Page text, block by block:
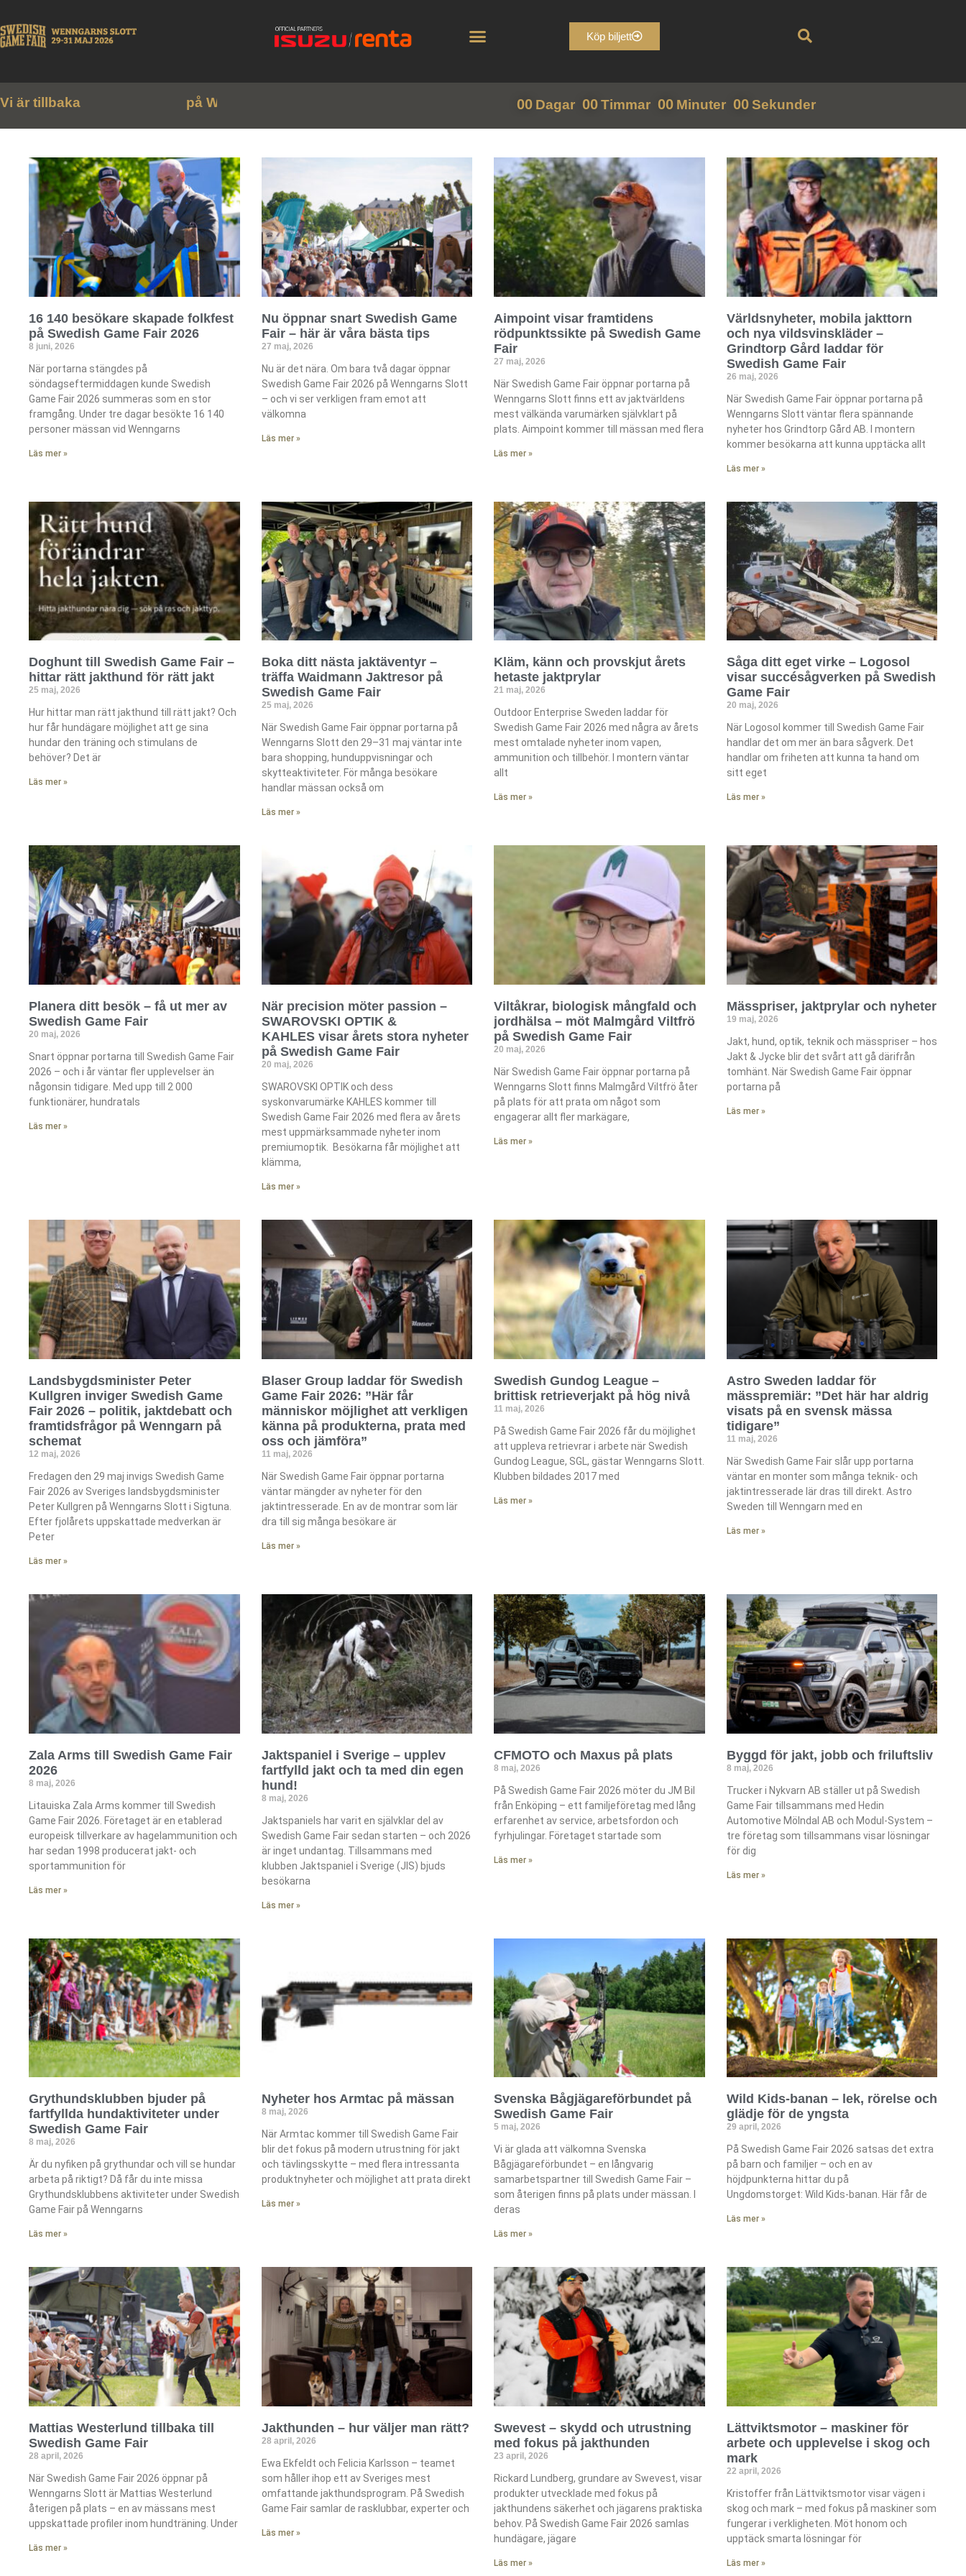
Köp biljett
Vi är tillbaka 00 Dagar 00Timmar 00 Minuter 00Sekunder
16 140 besökare skapade folkfest
på Swedish Game Fair 2026
8 juni, 2026
När portarna stängdes på
söndagseftermiddagen kunde Swedish
Game Fair 2026 summeras som en stor
framgång. Under tre dagar besökte 16 140
personer mässan vid Wenngarns
Läs mer »
Nu öppnar snart Swedish Game
Fair – här är våra bästa tips
27 maj, 2026
Nu är det nära. Om bara två dagar öppnar
Swedish Game Fair 2026 på Wenngarns Slott
– och vi ser verkligen fram emot att
välkomna
Läs mer »
Aimpoint visar framtidens
rödpunktssikte på Swedish Game
Fair
27 maj, 2026
När Swedish Game Fair öppnar portarna på
Wenngarns Slott finns ett av jaktvärldens
mest välkända varumärken självklart på
plats. Aimpoint kommer till mässan med flera
Läs mer »
Världsnyheter, mobila jakttorn
och nya vildsvinskläder –
Grindtorp Gård laddar för
Swedish Game Fair
26 maj, 2026
När Swedish Game Fair öppnar portarna på
Wenngarns Slott väntar flera spännande
nyheter hos Grindtorp Gård AB. I montern
kommer besökarna att kunna upptäcka allt
Läs mer »
Doghunt till Swedish Game Fair –
hittar rätt jakthund för rätt jakt
25 maj, 2026
Hur hittar man rätt jakthund till rätt jakt? Och
hur får hundägare möjlighet att ge sina
hundar den träning och stimulans de
behöver? Det är
Läs mer »
Boka ditt nästa jaktäventyr –
träffa Waidmann Jaktresor på
Swedish Game Fair
25 maj, 2026
När Swedish Game Fair öppnar portarna på
Wenngarns Slott den 29–31 maj väntar inte
bara shopping, hunduppvisningar och
skytteaktiviteter. För många besökare
handlar mässan också om
Läs mer »
Kläm, känn och provskjut årets
hetaste jaktprylar
21 maj, 2026
Outdoor Enterprise Sweden laddar för
Swedish Game Fair 2026 med några av årets
mest omtalade nyheter inom vapen,
ammunition och tillbehör. I montern väntar
allt
Läs mer »
Såga ditt eget virke – Logosol
visar succésågverken på Swedish
Game Fair
20 maj, 2026
När Logosol kommer till Swedish Game Fair
handlar det om mer än bara sågverk. Det
handlar om friheten att kunna ta hand om
sitt eget
Läs mer »
Planera ditt besök – få ut mer av
Swedish Game Fair
20 maj, 2026
Snart öppnar portarna till Swedish Game Fair
2026 – och i år väntar fler upplevelser än
någonsin tidigare. Med upp till 2 000
funktionärer, hundratals
Läs mer »
När precision möter passion –
SWAROVSKI OPTIK &
KAHLES visar årets stora nyheter
på Swedish Game Fair
20 maj, 2026
SWAROVSKI OPTIK och dess
syskonvarumärke KAHLES kommer till
Swedish Game Fair 2026 med flera av årets
mest uppmärksammade nyheter inom
premiumoptik. Besökarna får möjlighet att
klämma,
Läs mer »
Viltåkrar, biologisk mångfald och
jordhälsa – möt Malmgård Viltfrö
på Swedish Game Fair
20 maj, 2026
När Swedish Game Fair öppnar portarna på
Wenngarns Slott finns Malmgård Viltfrö åter
på plats för att prata om något som
engagerar allt fler markägare,
Läs mer »
Mässpriser, jaktprylar och nyheter
19 maj, 2026
Jakt, hund, optik, teknik och mässpriser – hos
Jakt & Jycke blir det svårt att gå därifrån
tomhänt. När Swedish Game Fair öppnar
portarna på
Läs mer »
Landsbygdsminister Peter
Kullgren inviger Swedish Game
Fair 2026 – politik, jaktdebatt och
framtidsfrågor på Wenngarn på
schemat
12 maj, 2026
Fredagen den 29 maj invigs Swedish Game
Fair 2026 av Sveriges landsbygdsminister
Peter Kullgren på Wenngarns Slott i Sigtuna.
Efter fjolårets uppskattade medverkan är
Peter
Läs mer »
Blaser Group laddar för Swedish
Game Fair 2026: ”Här får
människor möjlighet att verkligen
känna på produkterna, prata med
oss och jämföra”
11 maj, 2026
När Swedish Game Fair öppnar portarna
väntar mängder av nyheter för den
jaktintresserade. En av de montrar som lär
dra till sig många besökare är
Läs mer »
Swedish Gundog League –
brittisk retrieverjakt på hög nivå
11 maj, 2026
På Swedish Game Fair 2026 får du möjlighet
att uppleva retrievrar i arbete när Swedish
Gundog League, SGL, gästar Wenngarns Slott.
Klubben bildades 2017 med
Läs mer »
Astro Sweden laddar för
mässpremiär: ”Det här har aldrig
visats på en svensk mässa
tidigare”
11 maj, 2026
När Swedish Game Fair slår upp portarna
väntar en monter som många teknik- och
jaktintresserade lär dras till direkt. Astro
Sweden till Wenngarn med en
Läs mer »
Zala Arms till Swedish Game Fair
2026
8 maj, 2026
Litauiska Zala Arms kommer till Swedish
Game Fair 2026. Företaget är en etablerad
europeisk tillverkare av hagelammunition och
har sedan 1998 producerat jakt- och
sportammunition för
Läs mer »
Jaktspaniel i Sverige – upplev
fartfylld jakt och ta med din egen
hund!
8 maj, 2026
Jaktspaniels har varit en självklar del av
Swedish Game Fair sedan starten – och 2026
är inget undantag. Tillsammans med
klubben Jaktspaniel i Sverige (JIS) bjuds
besökarna
Läs mer »
CFMOTO och Maxus på plats
8 maj, 2026
På Swedish Game Fair 2026 möter du JM Bil
från Enköping – ett familjeföretag med lång
erfarenhet av service, arbetsfordon och
fyrhjulingar. Företaget startade som
Läs mer »
Byggd för jakt, jobb och friluftsliv
8 maj, 2026
Trucker i Nykvarn AB ställer ut på Swedish
Game Fair tillsammans med Hedin
Automotive Mölndal AB och Modul-System –
tre företag som tillsammans visar lösningar
för dig
Läs mer »
Grythundsklubben bjuder på
fartfyllda hundaktiviteter under
Swedish Game Fair
8 maj, 2026
Är du nyfiken på grythundar och vill se hundar
arbeta på riktigt? Då får du inte missa
Grythundsklubbens aktiviteter under Swedish
Game Fair på Wenngarns
Läs mer »
Nyheter hos Armtac på mässan
8 maj, 2026
När Armtac kommer till Swedish Game Fair
blir det fokus på modern utrustning för jakt
och tävlingsskytte – med flera intressanta
produktnyheter och möjlighet att prata direkt
Läs mer »
Svenska Bågjägareförbundet på
Swedish Game Fair
5 maj, 2026
Vi är glada att välkomna Svenska
Bågjägareförbundet – en långvarig
samarbetspartner till Swedish Game Fair –
som återigen finns på plats under mässan. I
deras
Läs mer »
Wild Kids-banan – lek, rörelse och
glädje för de yngsta
29 april, 2026
På Swedish Game Fair 2026 satsas det extra
på barn och familjer – och en av
höjdpunkterna hittar du på
Ungdomstorget: Wild Kids-banan. Här får de
Läs mer »
Mattias Westerlund tillbaka till
Swedish Game Fair
28 april, 2026
När Swedish Game Fair 2026 öppnar på
Wenngarns Slott är Mattias Westerlund
återigen på plats – en av mässans mest
uppskattade profiler inom hundträning. Under
Läs mer »
Jakthunden – hur väljer man rätt?
28 april, 2026
Ewa Ekfeldt och Felicia Karlsson – teamet
som håller ihop ett av Sveriges mest
omfattande jakthundsprogram. På Swedish
Game Fair samlar de rasklubbar, experter och
Läs mer »
Swevest – skydd och utrustning
med fokus på jakthunden
23 april, 2026
Rickard Lundberg, grundare av Swevest, visar
produkter utvecklade med fokus på
jakthundens säkerhet och jägarens praktiska
behov. På Swedish Game Fair 2026 samlas
hundägare, jägare
Läs mer »
Lättviktsmotor – maskiner för
arbete och upplevelse i skog och
mark
22 april, 2026
Kristoffer från Lättviktsmotor visar vägen i
skog och mark – med fokus på maskiner som
fungerar i verkligheten. Möt honom och
upptäck smarta lösningar för
Läs mer »